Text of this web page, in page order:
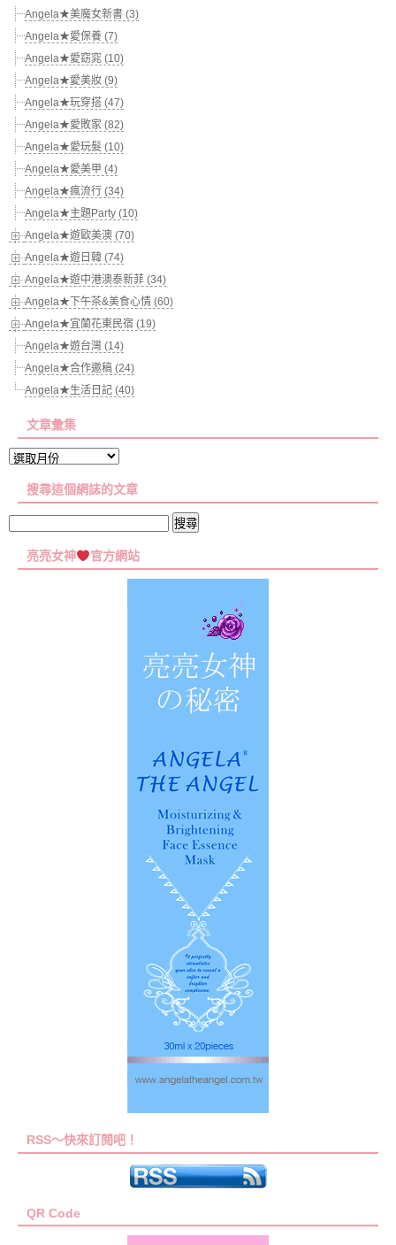
Angela★美魔女新書 (3)
Angela★愛保養 (7)
Angela★愛窈窕 (10)
Angela★愛美妝 (9)
Angela★玩穿搭 (47)
Angela★愛敗家 (82)
Angela★愛玩髮 (10)
Angela★愛美甲 (4)
Angela★瘋流行 (34)
Angela★主題Party (10)
Angela★遊歐美澳 (70)
Angela★遊日韓 (74)
Angela★遊中港澳泰新菲 (34)
Angela★下午茶&美食心情 (60)
Angela★宜蘭花東民宿 (19)
Angela★遊台灣 (14)
Angela★合作邀稿 (24)
Angela★生活日記 (40)
文章彙集
文
彙
搜尋這個網誌的文章
關
亮亮女神 官方網站
RSS～快來訂閱吧！
QR Code